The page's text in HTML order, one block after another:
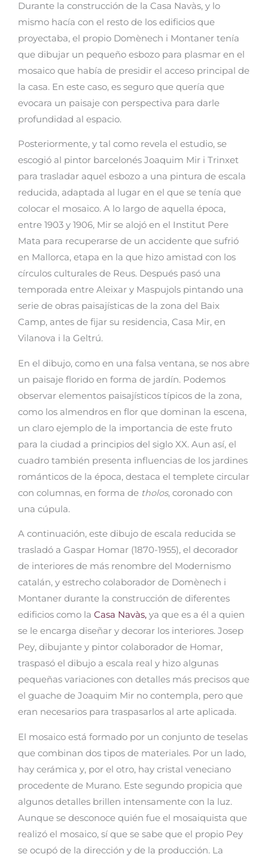
Durante la construcción de la Casa Navàs, y lo
mismo hacía con el resto de los edificios que
proyectaba, el propio Domènech i Montaner tenía
que dibujar un pequeño esbozo para plasmar en el
mosaico que había de presidir el acceso principal de
la casa. En este caso, es seguro que quería que
evocara un paisaje con perspectiva para darle
profundidad al espacio.
Posteriormente, y tal como revela el estudio, se
escogió al pintor barcelonés Joaquim Mir i Trinxet
para trasladar aquel esbozo a una pintura de escala
reducida, adaptada al lugar en el que se tenía que
colocar el mosaico. A lo largo de aquella época,
entre 1903 y 1906, Mir se alojó en el Institut Pere
Mata para recuperarse de un accidente que sufrió
en Mallorca, etapa en la que hizo amistad con los
círculos culturales de Reus. Después pasó una
temporada entre Aleixar y Maspujols pintando una
serie de obras paisajísticas de la zona del Baix
Camp, antes de fijar su residencia, Casa Mir, en
Vilanova i la Geltrú.
En el dibujo, como en una falsa ventana, se nos abre
un paisaje florido en forma de jardín. Podemos
observar elementos paisajísticos típicos de la zona,
como los almendros en flor que dominan la escena,
un claro ejemplo de la importancia de este fruto
para la ciudad a principios del siglo XX. Aun así, el
cuadro también presenta influencias de los jardines
románticos de la época, destaca el templete circular
con columnas, en forma de tholos, coronado con
una cúpula.
A continuación, este dibujo de escala reducida se
trasladó a Gaspar Homar (1870-1955), el decorador
de interiores de más renombre del Modernismo
catalán, y estrecho colaborador de Domènech i
Montaner durante la construcción de diferentes
edificios como la Casa Navàs, ya que es a él a quien
se le encarga diseñar y decorar los interiores. Josep
Pey, dibujante y pintor colaborador de Homar,
traspasó el dibujo a escala real y hizo algunas
pequeñas variaciones con detalles más precisos que
el guache de Joaquim Mir no contempla, pero que
eran necesarios para traspasarlos al arte aplicada.
El mosaico está formado por un conjunto de teselas
que combinan dos tipos de materiales. Por un lado,
hay cerámica y, por el otro, hay cristal veneciano
procedente de Murano. Este segundo propicia que
algunos detalles brillen intensamente con la luz.
Aunque se desconoce quién fue el mosaiquista que
realizó el mosaico, sí que se sabe que el propio Pey
se ocupó de la dirección y de la producción. La